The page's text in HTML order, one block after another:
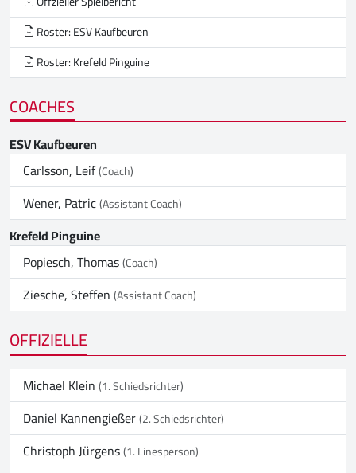
Roster: ESV Kaufbeuren
Roster: Krefeld Pinguine
COACHES
ESV Kaufbeuren
Carlsson, Leif(Coach)
Wener, Patric(Assistant Coach)
Krefeld Pinguine
Popiesch, Thomas(Coach)
Ziesche, Steffen(Assistant Coach)
OFFIZIELLE
Michael Klein(1. Schiedsrichter)
Daniel Kannengießer(2. Schiedsrichter)
Christoph Jürgens(1. Linesperson)